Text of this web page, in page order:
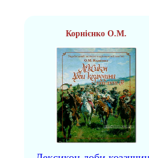
Корнієнко О.М.